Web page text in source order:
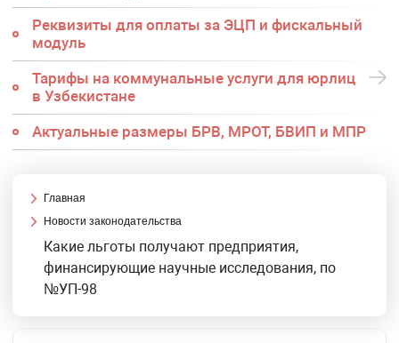
Реквизиты для оплаты за ЭЦП и фискальный
модуль
Тарифы на коммунальные услуги для юрлиц
в Узбекистане
Актуальные размеры БРВ, МРОТ, БВИП и МПР
Главная
Новости законодательства
Какие льготы получают предприятия,
финансирующие научные исследования, по
№УП-98